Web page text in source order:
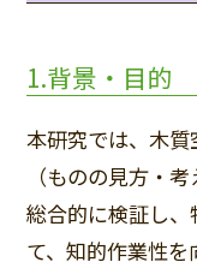
1.背景・目的
本研究では、木
（ものの見方・
総合的に検証し
て、知的作業性